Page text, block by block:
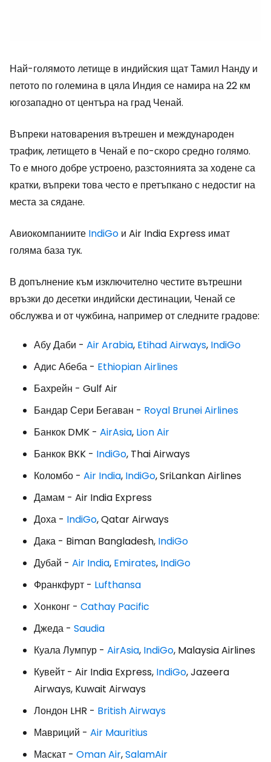
Най-голямото летище в индийския щат Тамил Нанду и
петото по големина в цяла Индия се намира на 22 км
югозападно от центъра на град Ченай.
Въпреки натоварения вътрешен и международен
трафик, летището в Ченай е по-скоро средно голямо.
То е много добре устроено, разстоянията за ходене са
кратки, въпреки това често е претъпкано с недостиг на
места за сядане.
Авиокомпаниите IndiGo и Air India Express имат
голяма база тук.
В допълнение към изключително честите вътрешни
връзки до десетки индийски дестинации, Ченай се
обслужва и от чужбина, например от следните градове:
Абу Даби - Air Arabia, Etihad Airways, IndiGo
Адис Абеба - Ethiopian Airlines
Бахрейн - Gulf Air
Бандар Сери Бегаван - Royal Brunei Airlines
Банкок DMK - AirAsia, Lion Air
Банкок BKK - IndiGo, Thai Airways
Коломбо - Air India, IndiGo, SriLankan Airlines
Дамам - Air India Express
Доха - IndiGo, Qatar Airways
Дака - Biman Bangladesh, IndiGo
Дубай - Air India, Emirates, IndiGo
Франкфурт - Lufthansa
Хонконг - Cathay Pacific
Джеда - Saudia
Куала Лумпур - AirAsia, IndiGo, Malaysia Airlines
Кувейт - Air India Express, IndiGo, Jazeera
Airways, Kuwait Airways
Лондон LHR - British Airways
Мавриций - Air Mauritius
Маскат - Oman Air,SalamAir